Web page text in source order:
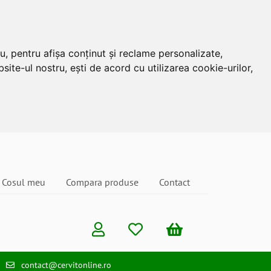
pentru afișa conținut și reclame personalizate,
ul nostru, ești de acord cu utilizarea cookie-urilor,
Cosul meu Compara produse Contact
contact@cervitonline.ro